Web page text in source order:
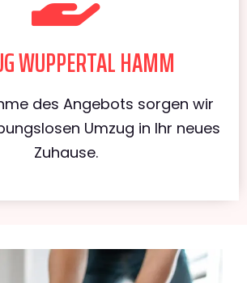
WUPPERTAL HAMM
des Angebots sorgen wir
Umzug in Ihr neues
Zuhause.